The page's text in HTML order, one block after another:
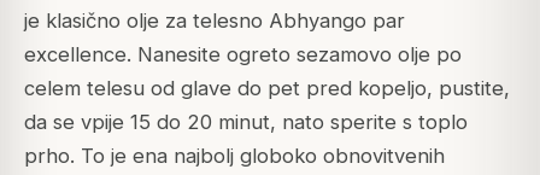
je klasično olje za telesno Abhyango par
excellence. Nanesite ogreto sezamovo olje po
celem telesu od glave do pet pred kopeljo, pustite,
da se vpije 15 do 20 minut, nato sperite s toplo
prho. To je ena najbolj globoko obnovitvenih